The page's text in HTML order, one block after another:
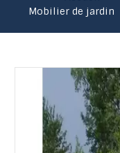
Mobilier de jardin